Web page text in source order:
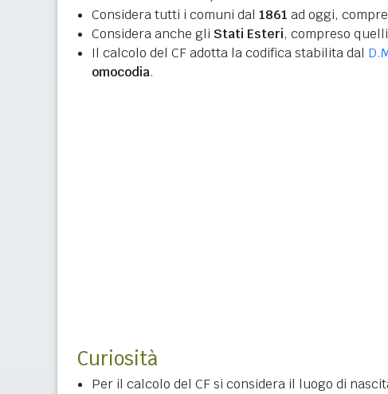
Considera tutti i comuni dal 1861 ad oggi,
Considera anche gli Stati Esteri, compreso
Il calcolo del CF adotta la codifica stabilita dal
omocodia.
Curiosità
Per il calcolo del CF si considera il luogo di